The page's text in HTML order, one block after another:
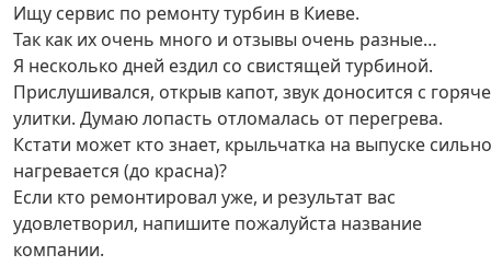
Ищу сервис по ремонту турбин в Киеве.
Так как их очень много и отзывы очень разные…
Я несколько дней ездил со свистящей турбиной.
Прислушивался, открыв капот, звук доносится с
улитки. Думаю лопасть отломалась от перегрева.
Кстати может кто знает, крыльчатка на выпуске сильно
нагревается (до красна)?
Если кто ремонтировал уже, и результат вас
удовлетворил, напишите пожалуйста название
компании.